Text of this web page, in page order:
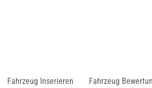
Fahrzeug Inserieren Fahrzeug